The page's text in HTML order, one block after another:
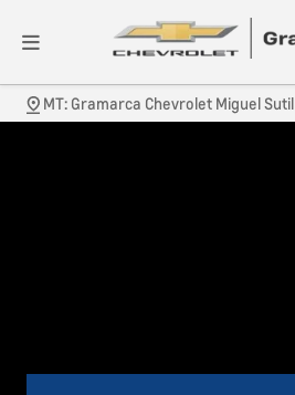
MT: Gramarca Chevrolet Miguel Sutil